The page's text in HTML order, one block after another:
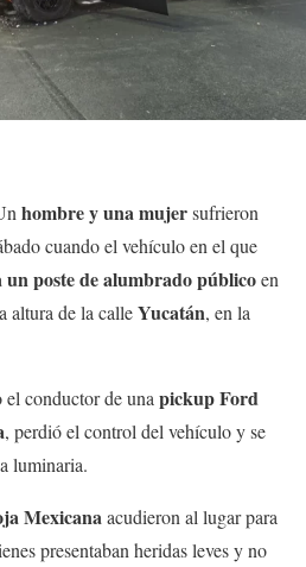
hombre y una mujersufrieron
cuando el vehículo en el que
un poste de alumbrado públicoen
altura de la calleYucatán, en la
conductor de una pickup Ford
, perdió el control del vehículo y se
luminaria.
Mexicanaacudieron al lugar para
presentaban heridas leves y no